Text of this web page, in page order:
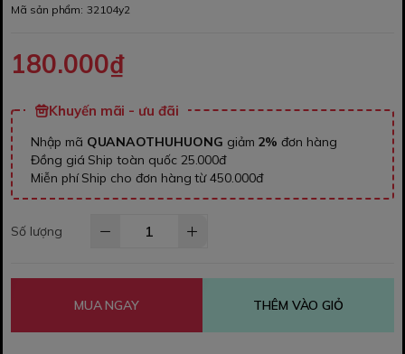
Mã sản phẩm: 32104y2
180.000₫
Khuyến mãi - ưu đãi
Nhập mã QUANAOTHUHUONG giảm 2% đơn hàng
Đồng giá Ship toàn quốc 25.000đ
Miễn phí Ship cho đơn hàng từ 450.000đ
Số lượng
MUA NGAY THÊM VÀO GIỎ